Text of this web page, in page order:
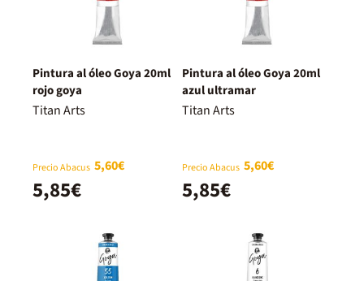
Pintura al óleo Goya 20ml
rojo goya
Titan Arts
Precio Abacus 5,60€
5,85€
Pintura al óleo Goya 20ml
azul ultramar
Titan Arts
Precio Abacus 5,60€
5,85€